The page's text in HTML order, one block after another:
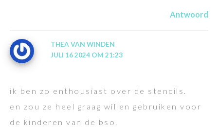
Antwoord
THEA VAN WINDEN
JULI 16 2024 OM 21:23
ik ben zo enthousiast over de stencils.
en zou ze heel graag willen gebruiken voor
de kinderen van de bso.